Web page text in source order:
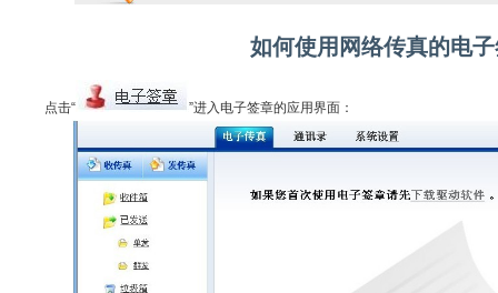
如何使用网络传真的电
点击“ ”进入电子签章的应用界面：